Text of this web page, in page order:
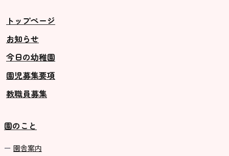
トップページ
お知らせ
今日の幼稚園
園児募集要項
教職員募集
園のこと
園舎案内